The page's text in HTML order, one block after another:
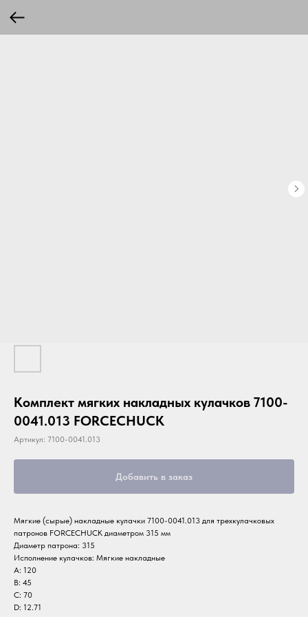
Комплект мягких накладных кулачков 7100-
0041.013 FORCECHUCK
Артикул: 7100-0041.013
Добавить в заказ
Мягкие (сырые) накладные кулачки 7100-0041.013 для трехкулачковых
патронов FORCECHUCK диаметром 315 мм
Диаметр патрона: 315
Исполнение кулачков: Мягкие накладные
A: 120
B: 45
C: 70
D: 12.71